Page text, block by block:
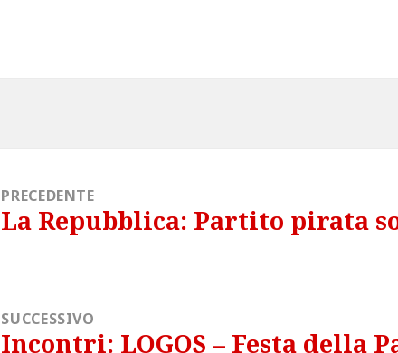
PRECEDENTE
Articolo
La Repubblica: Partito pirata
SUCCESSIVO
Articolo
Incontri: LOGOS – Festa della